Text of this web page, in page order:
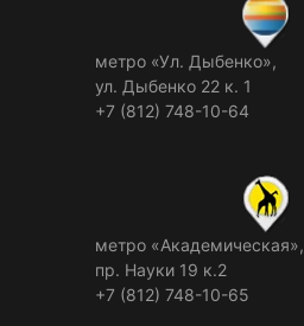
метро «Ул. Дыбенко»,
ул. Дыбенко 22 к. 1
+7 (812) 748-10-64
метро «Академическая»,
пр. Науки 19 к.2
+7 (812) 748-10-65